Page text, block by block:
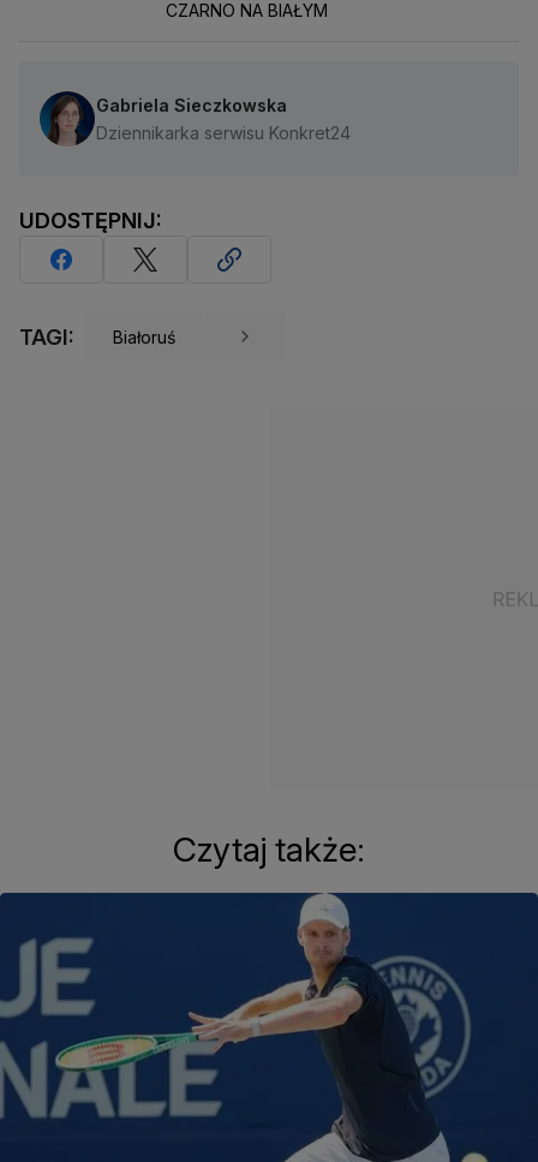
CZARNO NA BIAŁYM
Gabriela Sieczkowska
Dziennikarka serwisu Konkret24
UDOSTĘPNIJ:
TAGI: Białoruś
Czytaj także: